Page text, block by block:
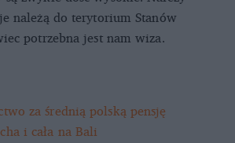
należą do terytorium Stanów
potrzebna jest nam wiza.
za średnią polską pensję
i cała na Bali